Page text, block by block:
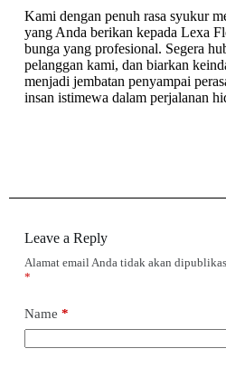
Kami dengan penuh rasa syukur
yang Anda berikan kepada Lexa
bunga yang profesional. Segera
pelanggan kami, dan biarkan
menjadi jembatan penyampai
insan istimewa dalam perjalanan
Leave a Reply
Alamat email Anda tidak akan
*
Name *